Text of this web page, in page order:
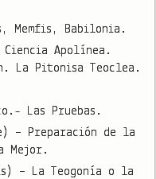
Memfis, Babilonia.
Apolínea.
La Pitonisa Teoclea.
Las Pruebas.
– Preparación de la
Mejor.
– La Teogonía o la